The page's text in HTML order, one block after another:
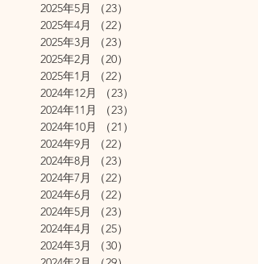
2025年5月
（23）
2025年4月
（22）
2025年3月
（23）
2025年2月
（20）
2025年1月
（22）
2024年12月
（23）
2024年11月
（23）
2024年10月
（21）
2024年9月
（22）
2024年8月
（23）
2024年7月
（22）
2024年6月
（22）
2024年5月
（23）
2024年4月
（25）
2024年3月
（30）